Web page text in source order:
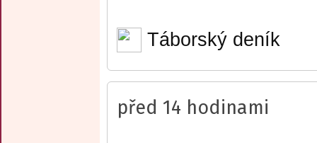
Táborský deník
před 14 hodinami